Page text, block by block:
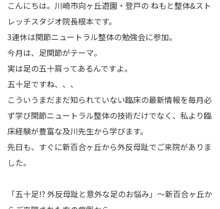
こんにちは。川崎市向ヶ丘遊園・登戸の ねもと整体&スト
レッチスタジオ院長根本です。
3連休は関節ニュートラル整体の勉強会に参加。
今月は、足関節がテーマ。
実は足の五十肩ってあるんですよ。
五十足ですね、、、
こういうまだまだ知られていない臨床の最新情報を毎月必
ず学び関節ニュートラル整体の技術だけでなく、私より臨
床経験が豊富な及川先生から学びます。
先日も、すぐに新百合ヶ丘から外反母趾でご来院がありま
した。
「五十足!? 外反母趾と意外な足のお悩み」～新百合ヶ丘か